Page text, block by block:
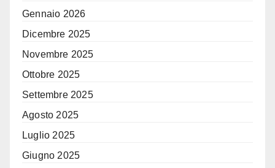
Gennaio 2026
Dicembre 2025
Novembre 2025
Ottobre 2025
Settembre 2025
Agosto 2025
Luglio 2025
Giugno 2025